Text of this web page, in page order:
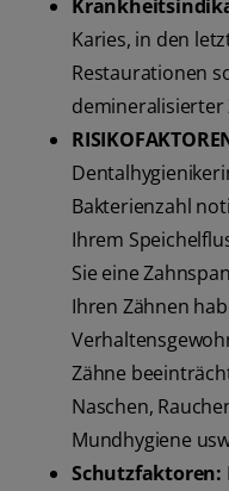
Karies, in den
Restaurationen
demineralisierter
Bakterienzahl
Ihrem
Sie eine
Ihren Zähnen
Zähne
Naschen,
Mundhygiene
Schutzfaktoren: